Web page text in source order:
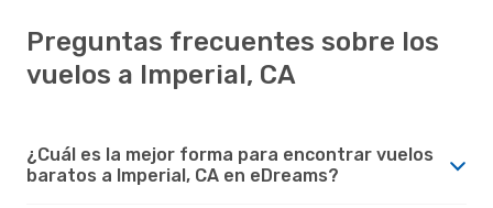
Preguntas frecuentes sobre los
vuelos a Imperial, CA
¿Cuál es la mejor forma para encontrar vuelos
baratos a Imperial, CA en eDreams?